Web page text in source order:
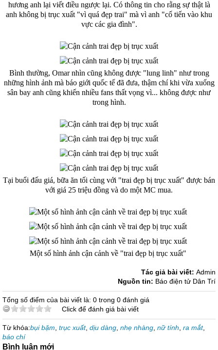
hương anh lại viết điều ngược lại. Có thông tin cho rằng sự thật là
anh không bị trục xuất "vì quá đẹp trai" mà vì anh "cố tiến vào khu
vực các gia đình".
Bình thường, Omar nhìn cũng không được "lung linh" như trong
những hình ảnh mà báo giới quốc tế đã đưa, thậm chí khi vừa xuống
sân bay anh cũng khiến nhiều fans thất vọng vì... không được như
trong hình.
Tại buổi đấu giá, bữa ăn tối cùng với "trai đẹp bị trục xuất" được bán
với giá 25 triệu đồng và do một MC mua.
Một số hình ảnh cận cảnh về "trai đẹp bị trục xuất"
Tác giả bài viết: Admin
Nguồn tin: Báo điện tử Dân Trí
Tổng số điểm của bài viết là: 0 trong 0 đánh giá
Click để đánh giá bài viết
Từ khóa:bụi bặm trục xuất, dịu dàng nhẹ nhàng nữ tính ra mắt,
báo chí
Bình luận mới